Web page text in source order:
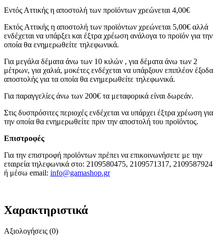
Εντός Αττικής η αποστολή των προϊόντων χρεώνεται 4,00€
Εκτός Αττικής η αποστολή των προϊόντων χρεώνεται 5,00€ αλλά
ενδέχεται να υπάρξει και έξτρα χρέωση ανάλογα το προϊόν για την
οποία θα ενημερωθείτε τηλεφωνικά.
Για μεγάλα δέματα άνω των 10 κιλών , για δέματα άνω των 2
μέτρων, για χαλιά, μοκέτες ενδέχεται να υπάρξουν επιπλέον έξοδα
αποστολής για τα οποία θα ενημερωθείτε τηλεφωνικά.
Για παραγγελίες άνω των 200€ τα μεταφορικά είναι δωρεάν.
Στις δυσπρόσιτες περιοχές ενδέχεται να υπάρχει έξτρα χρέωση για
την οποία θα ενημερωθείτε πριν την αποστολή του προϊόντος.
Επιστροφές
Για την επιστροφή προϊόντων πρέπει να επικοινωνήσετε με την
εταιρεία τηλεφωνικά στο: 2109580475, 2109571317, 2109587924
ή μέσω email: info@gamashop.gr
Χαρακτηριστικά
Αξιολογήσεις (0)